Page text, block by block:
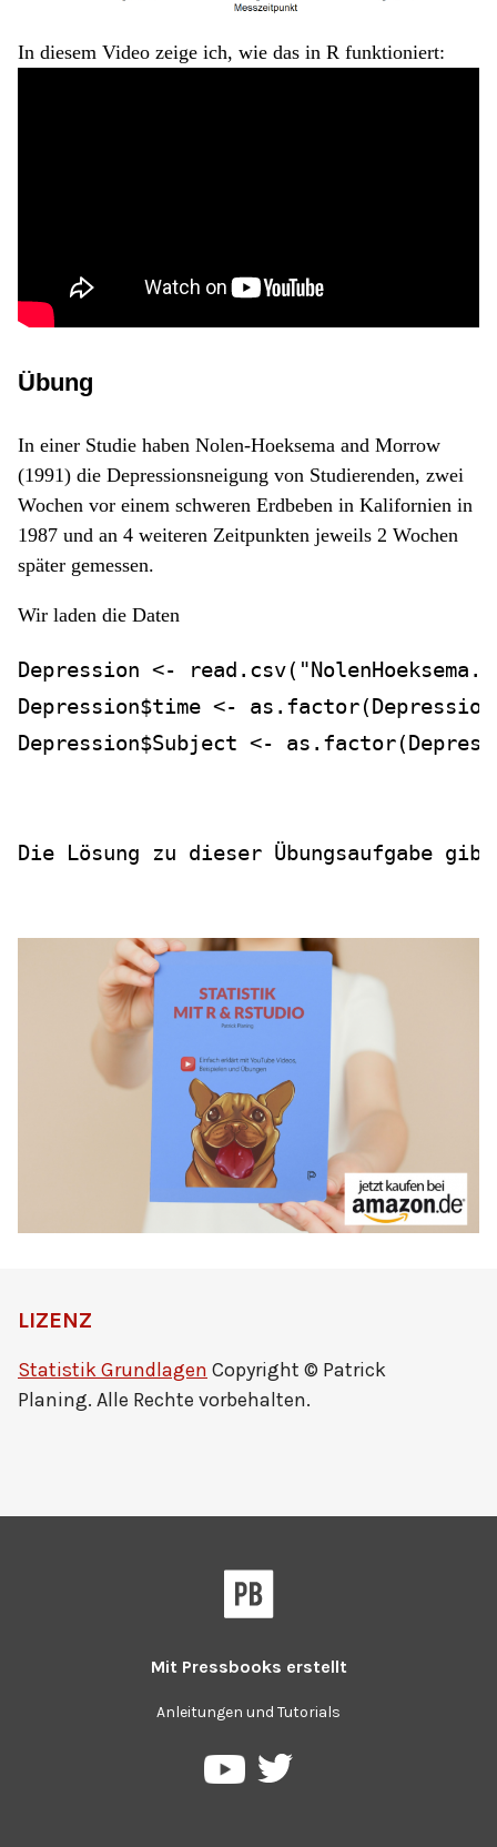
In diesem Video zeige ich, wie das in R funktioniert:
Übung
In einer Studie haben Nolen-Hoeksema and Morrow
(1991) die Depressionsneigung von Studierenden, zwei
Wochen vor einem schweren Erdbeben in Kalifornien in
1987 und an 4 weiteren Zeitpunkten jeweils 2 Wochen
später gemessen.
Wir laden die Daten
Depression <- read.csv(
Depression$time <- as.factor(Depression
Depression$Subject <- as.factor
Die Lösung zu dieser Übungsaufgabe
LIZENZ
Statistik Grundlagen Copyright © Patrick
Planing. Alle Rechte vorbehalten.
Mit Pressbooks erstellt
Anleitungen und Tutorials
PressbooksPressbooks